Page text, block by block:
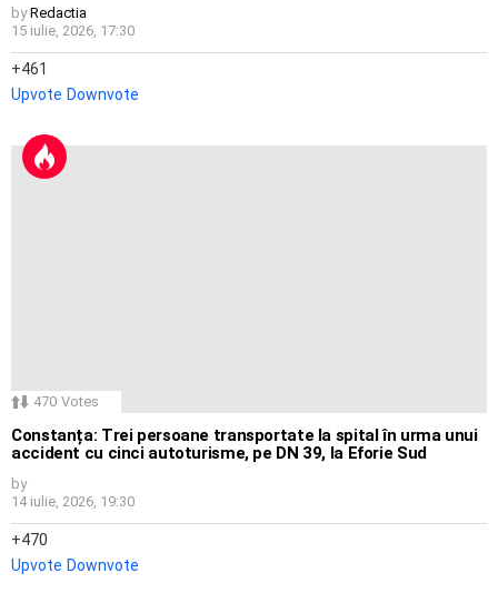
by Redactia
15 iulie, 2026, 17:30
461
Upvote Downvote
470 Votes
Constanța: Trei persoane transportate la spital în urma unui
accident cu cinci autoturisme, pe DN 39, la Eforie Sud
by
14 iulie, 2026, 19:30
470
Upvote Downvote